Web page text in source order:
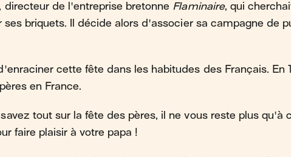
directeur de l'entreprise bretonne Flaminaire, qui
ses briquets. Il décide alors d'associer sa campagne de
cette fête dans les habitudes des Français. En
en France.
tout sur la fête des pères, il ne vous reste plus qu'à
faire plaisir à votre papa !